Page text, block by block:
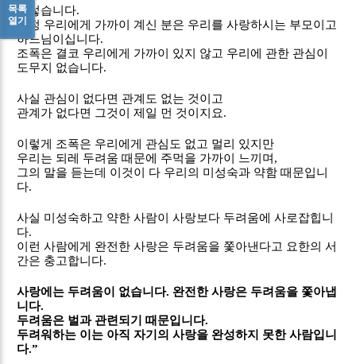
그렇습니다.
진정 우리에게 가까이 계신 분은 우리를 사랑하시는 부모이고
하느님이십니다.
조폭은 결코 우리에게 가까이 있지 않고 우리에 관한 관심이
도무지 없습니다.
사실 관심이 없다면 관계도 없는 것이고
관계가 없다면 그것이 제일 먼 것이지요.
이렇게 조폭은 우리에게 관심도 없고 멀리 있지만
우리는 되레 두려움 때문에 주먹을 가까이 느끼며 ,
그의 말을 듣는데 이것이 다 우리의 미성숙과 약함 때문입니
다.
사실 미성숙하고 약한 사람이 사랑보다 두려움에 사로잡힙니
다.
이런 사람에게 완전한 사랑은 두려움을 쫓아낸다고 요한의 서
간은 충고합니다.
사랑에는 두려움이 없습니다. 완전한 사랑은 두려움을 쫓아냅
니다.
두려움은 벌과 관련되기 때문입니다.
두려워하는 이는 아직 자기의 사랑을 완성하지 못한 사람입니
다.”
목록
열기